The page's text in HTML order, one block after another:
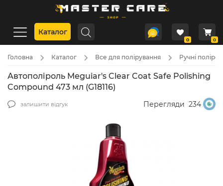
Каталог
0 0
Головна Каталог Все для полірування Ручні
Автополіроль Meguiar's Clear Coat Safe Polishing
Compound 473 мл (G18116)
залишити відгук Перегляди 234